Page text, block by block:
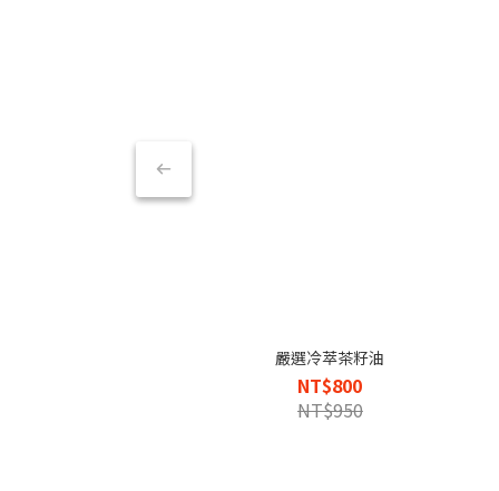
嚴選冷萃茶籽油
NT$800
NT$950